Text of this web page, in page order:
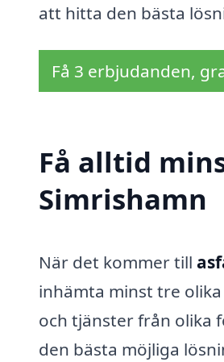
att hitta den bästa
Få 3 erbjudanden,
Få alltid
Simrishamn
När det kommer till
inhämta minst tre
och tjänster från olika
den bästa möjliga